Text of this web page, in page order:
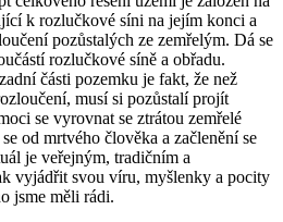
k rozlučkové síni na jejím konci a
pozůstalých ze zemřelým. Dá se
rozlučkové síně a obřadu.
části pozemku je fakt, že než
musí si pozůstalí projít
se vyrovnat se ztrátou zemřelé
od mrtvého člověka a začlenění se
je veřejným, tradičním a
vyjádřit svou víru, myšlenky a pocity
jsme měli rádi.